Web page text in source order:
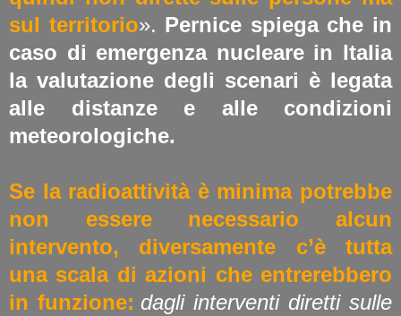
sul territorio». Pernice spiega che in
caso di emergenza nucleare in Italia
la valutazione degli scenari è legata
alle distanze e alle condizioni
meteorologiche.
Se la radioattività è minima potrebbe
non essere necessario alcun
intervento, diversamente c’è tutta
una scala di azioni che entrerebbero
in funzione: dagli interventi diretti sulle